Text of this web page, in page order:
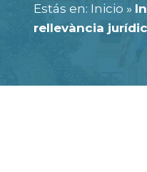
Estás en: Inicio »
rellevància